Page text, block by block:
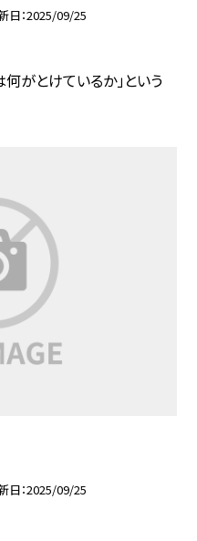
日 2025/09/25
がとけているか」という
日 2025/09/25